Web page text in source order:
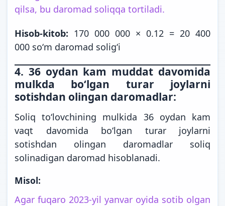
qilsa, bu daromad soliqqa tortiladi.
Hisob-kitob: 170 000 000 × 0.12 = 20 400
000 soʻm daromad soligʻi
4. 36 oydan kam muddat davomida
mulkda boʻlgan turar joylarni
sotishdan olingan daromadlar:
Soliq toʻlovchining mulkida 36 oydan kam
vaqt davomida boʻlgan turar joylarni
sotishdan olingan daromadlar soliq
solinadigan daromad hisoblanadi.
Misol:
Agar fuqaro 2023-yil yanvar oyida sotib olgan